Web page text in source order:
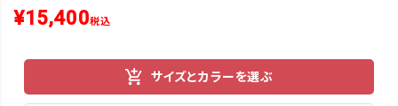
¥15,400税込
サイズとカラーを選ぶ